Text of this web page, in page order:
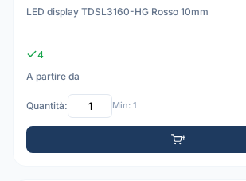
LED display TDSL3160-HG Rosso 10mm
4
A partire da
Quantità: Min: 1